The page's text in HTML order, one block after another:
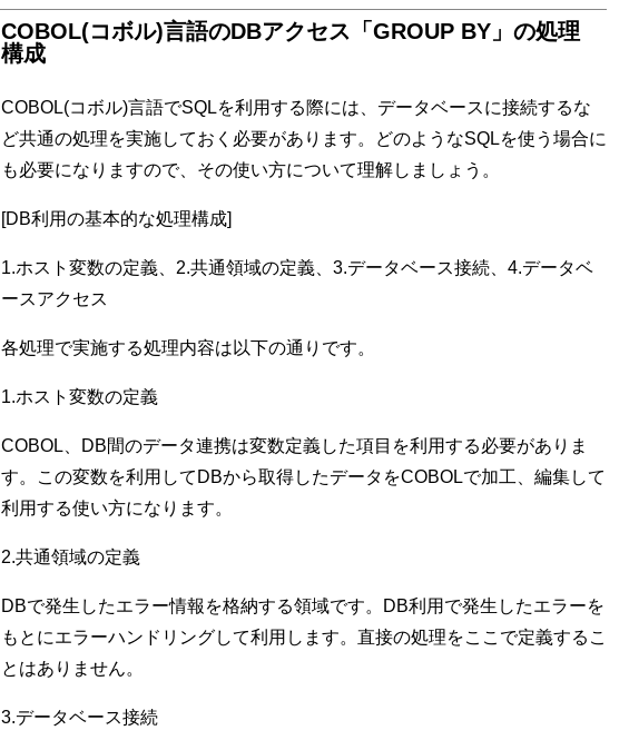
COBOL(コボル)言語のDBアクセス「GROUP BY」の処理
構成
COBOL(コボル)言語でSQLを利用する際には、データベースに接続するな
ど共通の処理を実施しておく必要があります。どのようなSQLを使う場合に
も必要になりますので、その使い方について理解しましょう。
[DB利用の基本的な処理構成]
1.ホスト変数の定義、2.共通領域の定義、3.データベース接続、4.データベ
ースアクセス
各処理で実施する処理内容は以下の通りです。
1.ホスト変数の定義
COBOL、DB間のデータ連携は変数定義した項目を利用する必要がありま
す。この変数を利用してDBから取得したデータをCOBOLで加工、編集して
利用する使い方になります。
2.共通領域の定義
DBで発生したエラー情報を格納する領域です。DB利用で発生したエラーを
もとにエラーハンドリングして利用します。直接の処理をここで定義するこ
とはありません。
3.データベース接続